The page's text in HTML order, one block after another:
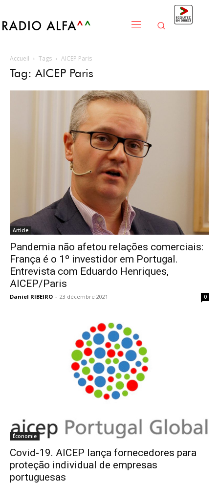
Accueil Tags AICEP Paris
Tag: AICEP Paris
Article
Pandemia não afetou relações comerciais:
França é o 1º investidor em Portugal.
Entrevista com Eduardo Henriques,
AICEP/Paris
Daniel RIBEIRO - 23 décembre 2021 0
Économie
Covid-19. AICEP lança fornecedores para
proteção individual de empresas
portuguesas